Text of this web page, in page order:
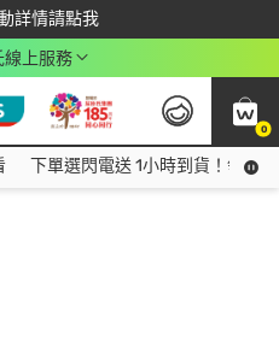
詳情請點我
高回饋$350
線上服務
0
下單選閃電送 1小時到貨！領神